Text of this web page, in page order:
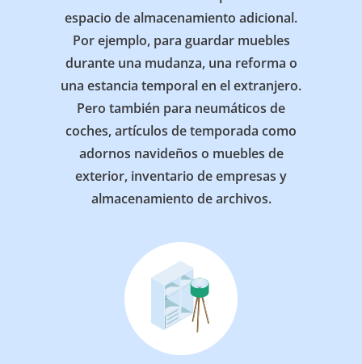
espacio de almacenamiento adicional.
Por ejemplo, para guardar muebles
durante una mudanza, una reforma o
una estancia temporal en el extranjero.
Pero también para neumáticos de
coches, artículos de temporada como
adornos navideños o muebles de
exterior, inventario de empresas y
almacenamiento de archivos.